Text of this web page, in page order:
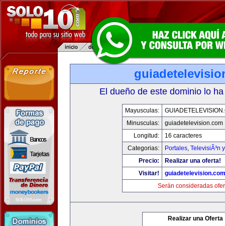
El dueño de este dominio lo
Mayusculas:
Minusculas:
guiadetelevision.com
Longitud:
16 caracteres
Categorias:
Portales, TelevisiÃ³n
Precio:
Realizar una oferta!
Visitar!
guiadetelevision.com
Serán consideradas
Realizar una Oferta